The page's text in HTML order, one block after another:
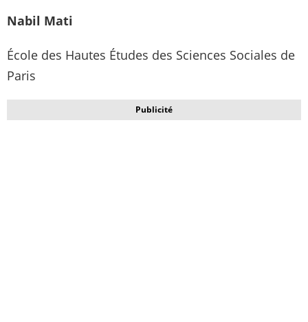
Nabil Mati
École des Hautes Études des Sciences Sociales de
Paris
Publicité